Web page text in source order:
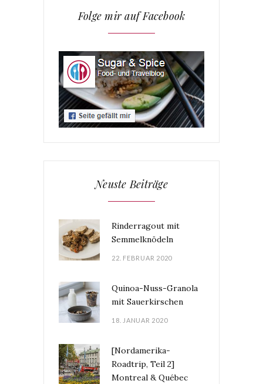
Folge mir auf Facebook
Neuste Beiträge
Rinderragout mit
Semmelknödeln
22. FEBRUAR 2020
Quinoa-Nuss-Granola
mit Sauerkirschen
18. JANUAR 2020
[Nordamerika-
Roadtrip, Teil 2]
Montreal & Québec